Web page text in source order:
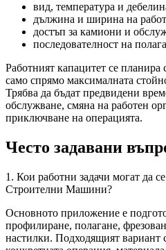
вид, температура и
дължина и ширина на
достъп за камиони и
последователност на
Работният капацитет се
само спрямо максималната
Трябва да бъдат предвидени
обслужване, смяна на работен
приключване на операцията.
Често задавани
1. Кои работни задачи могат да
Строителни Машини?
Основното приложение е
профилиране, полагане,
настилки. Подходящият вариант